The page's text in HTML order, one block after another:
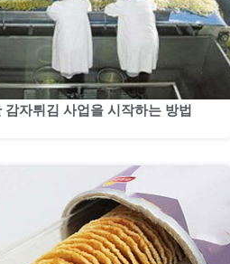
자튀김 사업을 시작하는 방법